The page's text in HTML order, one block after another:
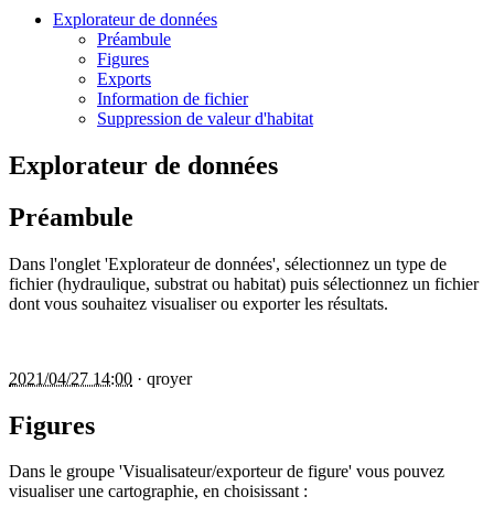
Explorateur de données
Préambule
Figures
Exports
Information de fichier
Suppression de valeur d'habitat
Explorateur de données
Préambule
Dans l'onglet 'Explorateur de données', sélectionnez un type de
fichier (hydraulique, substrat ou habitat) puis sélectionnez un fichier
dont vous souhaitez visualiser ou exporter les résultats.
2021/04/27 14:00 · qroyer
Figures
Dans le groupe 'Visualisateur/exporteur de figure' vous pouvez
visualiser une cartographie, en choisissant :